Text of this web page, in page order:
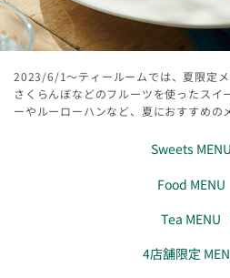
2023/6/1～ティールームでは、夏限定
さくらんぼなどのフルーツを使ったスイ
ーやルーローハンなど、夏におすすめの
Sweets MENU
Food MENU
Tea MENU
4店舗限定